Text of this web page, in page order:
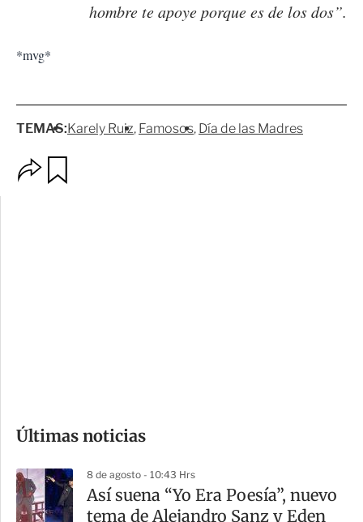
hombre te apoye porque es de los dos”.
*mvg*
TEMAS:Karely Ruiz Famosos Día de las Madres
m
a
r
Últimas noticias
8 de agosto - 10:43 Hrs
Así suena “Yo Era Poesía”, nuevo
tema de Alejandro Sanz y Eden